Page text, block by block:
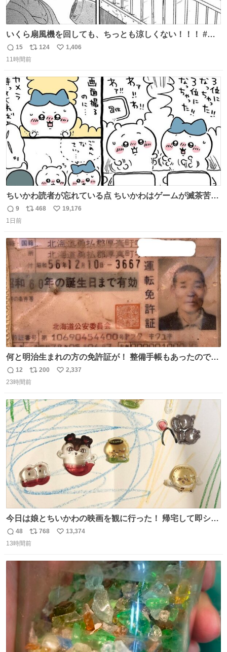
いくら扇風機を回しても、ちっとも涼しくない！！！ #浦
安鉄筋家族
返
信
15
リ
ポ
ト
数
124
い
1,406
11時間前
ちいかわ読者が忘れている点 ちいかわはゲームが滅茶苦茶
上手い
返
信
9
リ
ト
数
468
い
数
19,176
1日前
何と明治生まれの方の免許証が！ 整備手帳もあったのでこ
の方は新車で買われてるようです 住所調べても既に家はな
くAIに聞いたりリサーチ力の凄い酷道仲間に調べてもらっ
分の手でこの免許証を親族の方に返したいと思っていて今
回実現しそうです
返
信
12
リ
ポ
ト
数
200
い
数
2,337
23時間前
今日は娘とちいかわの映画を観に行った！ 帰宅して即シー
ルを使用しててﾜｧ…って声出た 迷いが無くていいよ…
な！！
返
信
48
リ
ポ
768
い
13,374
13時間前